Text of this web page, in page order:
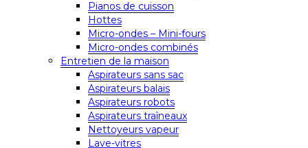
Pianos de cuisson
Hottes
Micro-ondes – Mini-fours
Micro-ondes combinés
Entretien de la maison
Aspirateurs sans sac
Aspirateurs balais
Aspirateurs robots
Aspirateurs traîneaux
Nettoyeurs vapeur
Lave-vitres